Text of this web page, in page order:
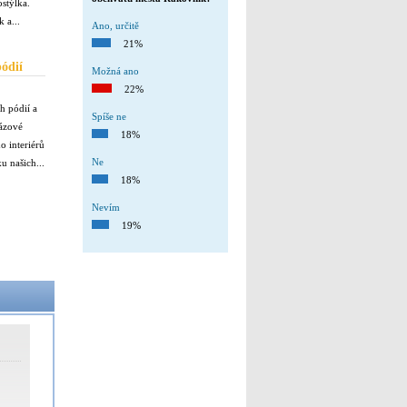
a...
pódií a
interiérů
našich...
Ano, určitě
21%
Možná ano
22%
Spíše ne
18%
Ne
18%
Nevím
19%